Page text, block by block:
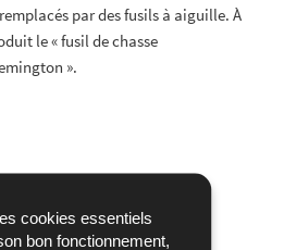
cookies essentiels
bon fonctionnement,
par des fusils à aiguille. À
le « fusil de chasse
».